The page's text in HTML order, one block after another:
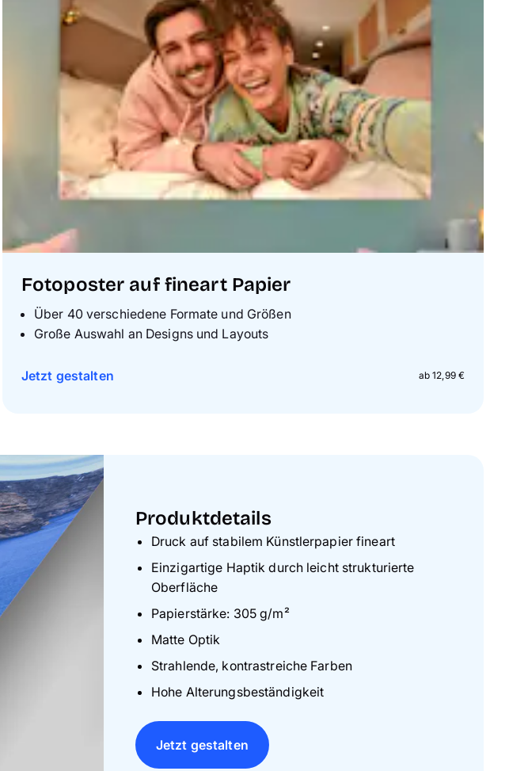
Fotoposter auf fineart Papier
Über 40 verschiedene Formate und Größen
Große Auswahl an Designs und Layouts
ab 12,99 €
Jetzt gestalten
Produktdetails
Druck auf stabilem Künstlerpapier fineart
Einzigartige Haptik durch leicht strukturierte
Oberfläche
Papierstärke: 305 g/m²
Matte Optik
Strahlende, kontrastreiche Farben
Hohe Alterungsbeständigkeit
Jetzt gestalten